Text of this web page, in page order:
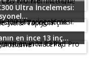
Ultra İncelemesi:
en ince 13 inç...